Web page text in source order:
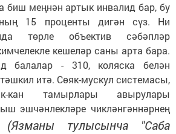
биш меңнән артык инвалид бар, бу
15 проценты дигән сүз. Ни
төрле объектив сәбәпләр
кешеләр саны арта бара.
балалар - 310, коляска белән
итә. Сөяк-мускул системасы,
кан тамырлары авырулары
эшчәнлекләре чикләнгәннәрнең
(Язманы тулысынча "Саба